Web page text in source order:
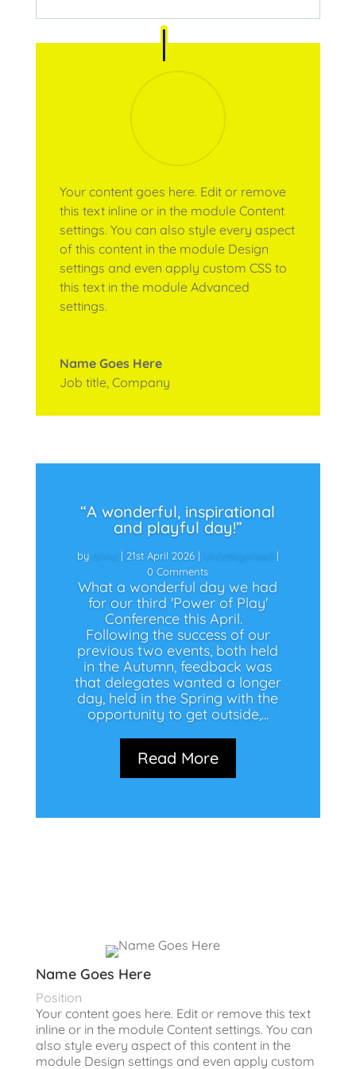
Your content goes here. Edit or remove
this text inline or in the module Content
settings. You can also style every aspect
of this content in the module Design
settings and even apply custom CSS to
this text in the module Advanced
settings.
Name Goes Here
Job title, Company
“A wonderful, inspirational
and playful day!”
by | 21st April 2026| Uncategorised
|
0 Comments
What a wonderful day we had
for our third 'Power of Play'
Conference this April.
Following the success of our
previous two events, both held
in the Autumn, feedback was
that delegates wanted a longer
day, held in the Spring with the
opportunity to get outside,...
Read More
Name Goes Here
Position
Your content goes here. Edit or remove this text
inline or in the module Content settings. You can
also style every aspect of this content in the
module Design settings and even apply custom